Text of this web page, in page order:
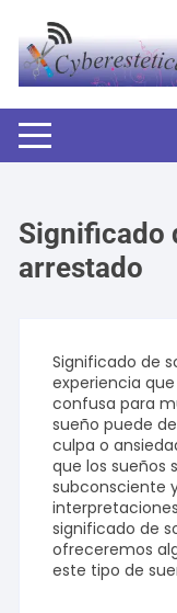
contenido
Significado
arrestado
Significado de
experiencia
confusa para
sueño puede
culpa o
que los sueños
subconsciente
significado de
ofreceremos
este tipo de